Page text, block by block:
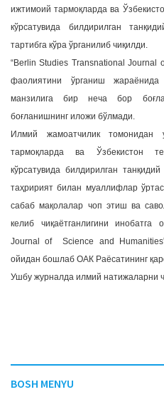
ижтимоий тармоқларда ва
кўрсатувида билдирилган
тартибга кўра ўрганилиб чиқилди.
“Berlin Studies Transnational Journal
фаолиятини ўрганиш жараёнида
манзилига бир неча бор
боғланишнинг иложи бўлмади.
Илмий жамоатчилик
тармоқларда ва Ўзбекистон
кўрсатувида билдирилган
таҳририят билан муаллифлар
сабаб мақолалар чоп этиш ва
келиб чиқаётганлигини
Journal of Science and
ойидан бошлаб ОАК Раёсатининг
Ушбу журналда илмий натижаларни
BOSH MENYU